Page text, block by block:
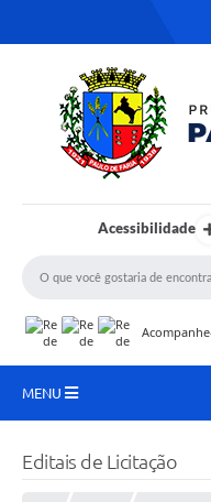
Acessibilidade
MENU
Editais de Licitação